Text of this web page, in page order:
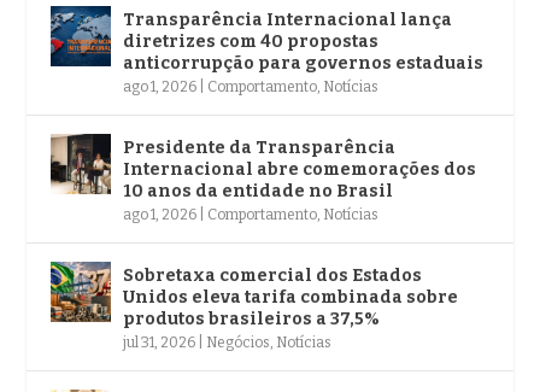
Transparência Internacional lança
diretrizes com 40 propostas
anticorrupção para governos estaduais
ago 1, 2026 Comportamento, Notícias
Presidente da Transparência
Internacional abre comemorações dos
10 anos da entidade no Brasil
ago 1, 2026 Comportamento, Notícias
Sobretaxa comercial dos Estados
Unidos eleva tarifa combinada sobre
produtos brasileiros a 37,5%
jul 31, 2026 Negócios, Notícias